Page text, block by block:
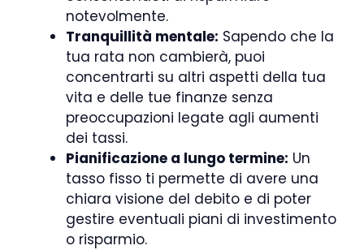
notevolmente.
Tranquillità mentale: Sapendo che la
tua rata non cambierà, puoi
concentrarti su altri aspetti della tua
vita e delle tue finanze senza
preoccupazioni legate agli aumenti
dei tassi.
Pianificazione a lungo termine: Un
tasso fisso ti permette di avere una
chiara visione del debito e di poter
gestire eventuali piani di investimento
o risparmio.